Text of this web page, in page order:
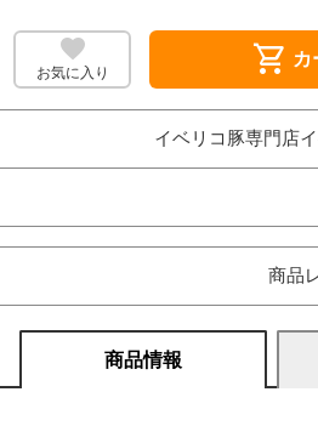
お気に入り shopping_cart カ
イベリコ豚専門店
商品
商品情報